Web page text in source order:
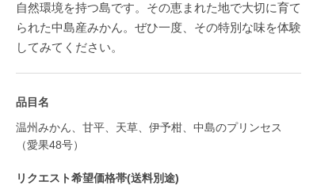
自然環境を持つ島です。その恵まれた地で大切に育て
られた中島産みかん。ぜひ一度、その特別な味を体験
してみてください。
品目名
温州みかん、甘平、天草、伊予柑、中島のプリンセス
（愛果48号）
リクエスト希望価格帯(送料別途)